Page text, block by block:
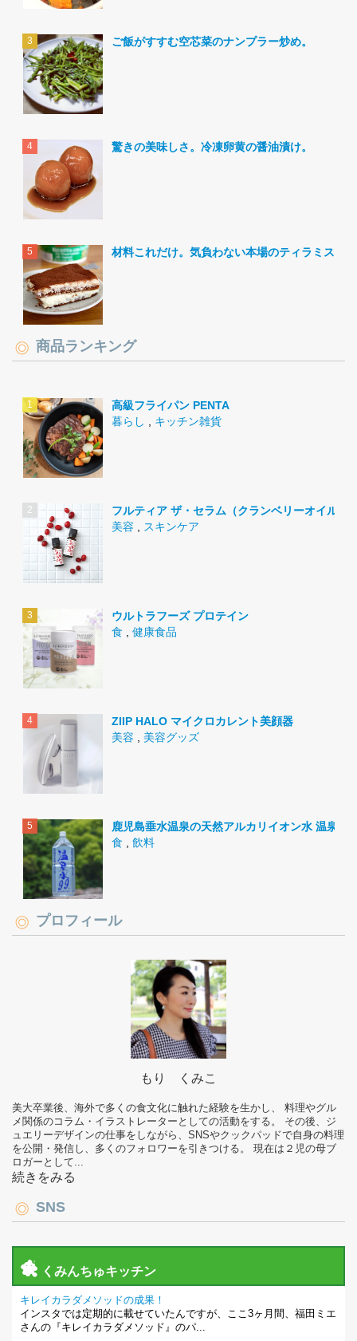
ご飯がすすむ空芯菜のナンプラー炒め。
驚きの美味しさ。冷凍卵黄の醤油漬け。
材料これだけ。気負わない本場のティラミス。
商品ランキング
高級フライパン PENTA
暮らし
キッチン雑貨
フルティア ザ・セラム（クランベリーオイル）
美容
スキンケア
ウルトラフーズ プロテイン
食
健康食品
ZIIP HALO マイクロカレント美顔器
美容
美容グッズ
鹿児島垂水温泉の天然アルカリイオン水 温泉水
食
飲料
プロフィール
もり くみこ
美大卒業後、海外で多くの食文化に触れた経験を生かし、 料理やグル
メ関係のコラム・イラストレーターとしての活動をする。 その後、ジ
ュエリーデザインの仕事をしながら、SNSやクックパッドで自身の料理
を公開・発信し、多くのフォロワーを引きつける。 現在は２児の母ブ
ロガーとして...
続きをみる
SNS
くみんちゅキッチン
キレイカラダメソッドの成果！
インスタでは定期的に載せていたんですが、ここ3ヶ月間、福田ミエ
さんの『キレイカラダメソッド』のパ...